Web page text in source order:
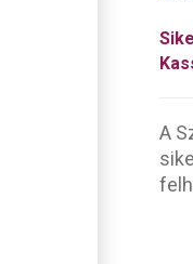
A